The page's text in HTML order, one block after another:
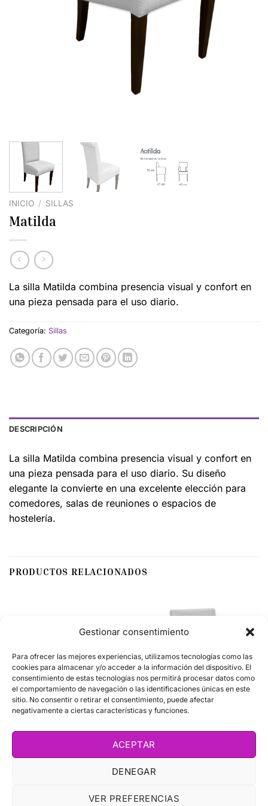
Gestionar consentimiento
Para ofrecer las mejores experiencias, utilizamos tecnologías como las
cookies para almacenar y/o acceder a la información del dispositivo. El
consentimiento de estas tecnologías nos permitirá procesar datos como
el comportamiento de navegación o las identificaciones únicas en este
sitio. No consentir o retirar el consentimiento, puede afectar
negativamente a ciertas características y funciones.
ACEPTAR
DENEGAR
VER PREFERENCIAS
INICIO / SILLAS
Matilda
La silla Matilda combina presencia visual y confort en
una pieza pensada para el uso diario.
Categoría: Sillas
DESCRIPCIÓN
La silla Matilda combina presencia visual y confort en
una pieza pensada para el uso diario. Su diseño
elegante la convierte en una excelente elección para
comedores, salas de reuniones o espacios de
hostelería.
PRODUCTOS RELACIONADOS
La silla Clara ofrece un diseño ligero y
contemporáneos.
diseño funcional y su gran
integrarse en comedores,